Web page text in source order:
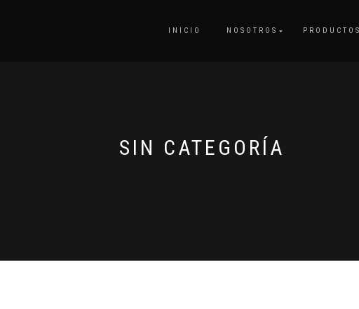
INICIO NOSOTROS
SIN CATEGORÍA